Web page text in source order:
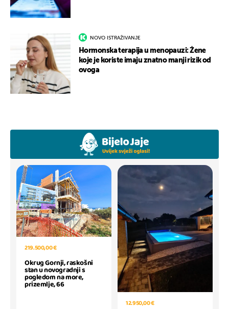
NOVO ISTRAŽIVANJE
Hormonska terapija u menopauzi: Žene
koje je koriste imaju znatno manji rizik od
ovoga
219.500,00 €
Okrug Gornji, raskošni
stan u novogradnji s
pogledom na more,
prizemlje, 66
12.950,00 €